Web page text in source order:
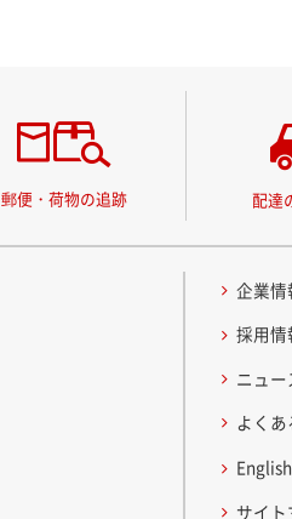
郵便・荷物の追跡 配達
企業情
採用情
ニュー
よく
English
サイ